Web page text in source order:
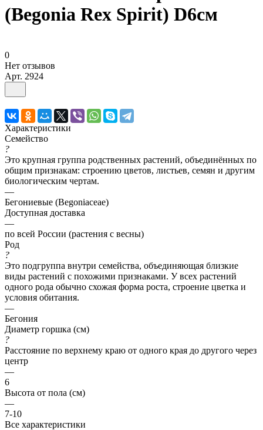
(Begonia Rex Spirit) D6см
0
Нет отзывов
Арт. 2924
Характеристики
Семейство
?
Это крупная группа родственных растений, объединённых по
общим признакам: строению цветов, листьев, семян и другим
биологическим чертам.
—
Бегониевые (Begoniaceae)
Доступная доставка
—
по всей России (растения с весны)
Род
?
Это подгруппа внутри семейства, объединяющая близкие
виды растений с похожими признаками. У всех растений
одного рода обычно схожая форма роста, строение цветка и
условия обитания.
—
Бегония
Диаметр горшка (см)
?
Расстояние по верхнему краю от одного края до другого через
центр
—
6
Высота от пола (см)
—
7-10
Все характеристики